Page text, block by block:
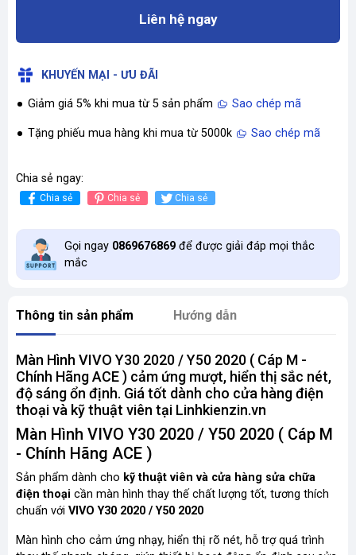
Liên hệ ngay
KHUYẾN MẠI - ƯU ĐÃI
Giảm giá 5% khi mua từ 5 sản phẩm Sao chép mã
Tặng phiếu mua hàng khi mua từ 5000k Sao chép mã
Chia sẻ ngay:
Chia sẻ Chia sẻ Chia sẻ
Gọi ngay 0869676869 để được giải đáp mọi thắc
mắc
Thông tin sản phẩm Hướng dẫn
Màn Hình VIVO Y30 2020 / Y50 2020 ( Cáp M -
Chính Hãng ACE ) cảm ứng mượt, hiển thị sắc nét,
độ sáng ổn định. Giá tốt dành cho cửa hàng điện
thoại và kỹ thuật viên tại Linhkienzin.vn
Màn Hình VIVO Y30 2020 / Y50 2020 ( Cáp M
- Chính Hãng ACE )
Sản phẩm dành cho kỹ thuật viên và cửa hàng sửa chữa
điện thoại cần màn hình thay thế chất lượng tốt, tương thích
chuẩn với VIVO Y30 2020 / Y50 2020
Màn hình cho cảm ứng nhạy, hiển thị rõ nét, hỗ trợ quá trình